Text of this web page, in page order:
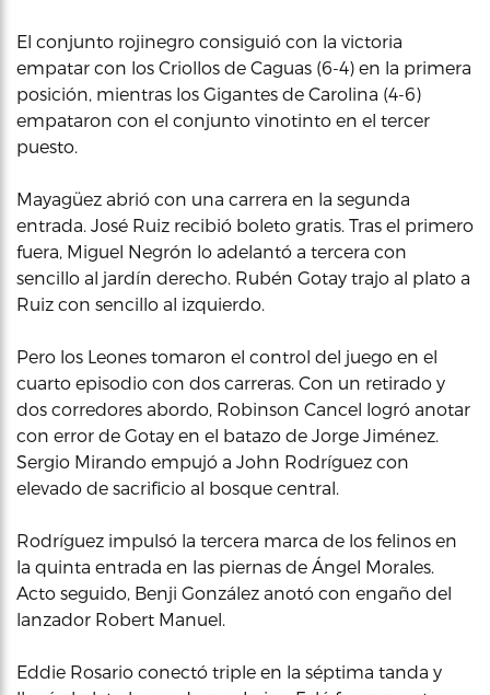
El conjunto rojinegro consiguió con la victoria
empatar con los Criollos de Caguas (6-4) en la primera
posición, mientras los Gigantes de Carolina (4-6)
empataron con el conjunto vinotinto en el tercer
puesto.
Mayagüez abrió con una carrera en la segunda
entrada. José Ruiz recibió boleto gratis. Tras el primero
fuera, Miguel Negrón lo adelantó a tercera con
sencillo al jardín derecho. Rubén Gotay trajo al plato a
Ruiz con sencillo al izquierdo.
Pero los Leones tomaron el control del juego en el
cuarto episodio con dos carreras. Con un retirado y
dos corredores abordo, Robinson Cancel logró anotar
con error de Gotay en el batazo de Jorge Jiménez.
Sergio Mirando empujó a John Rodríguez con
elevado de sacrificio al bosque central.
Rodríguez impulsó la tercera marca de los felinos en
la quinta entrada en las piernas de Ángel Morales.
Acto seguido, Benji González anotó con engaño del
lanzador Robert Manuel.
Eddie Rosario conectó triple en la séptima tanda y